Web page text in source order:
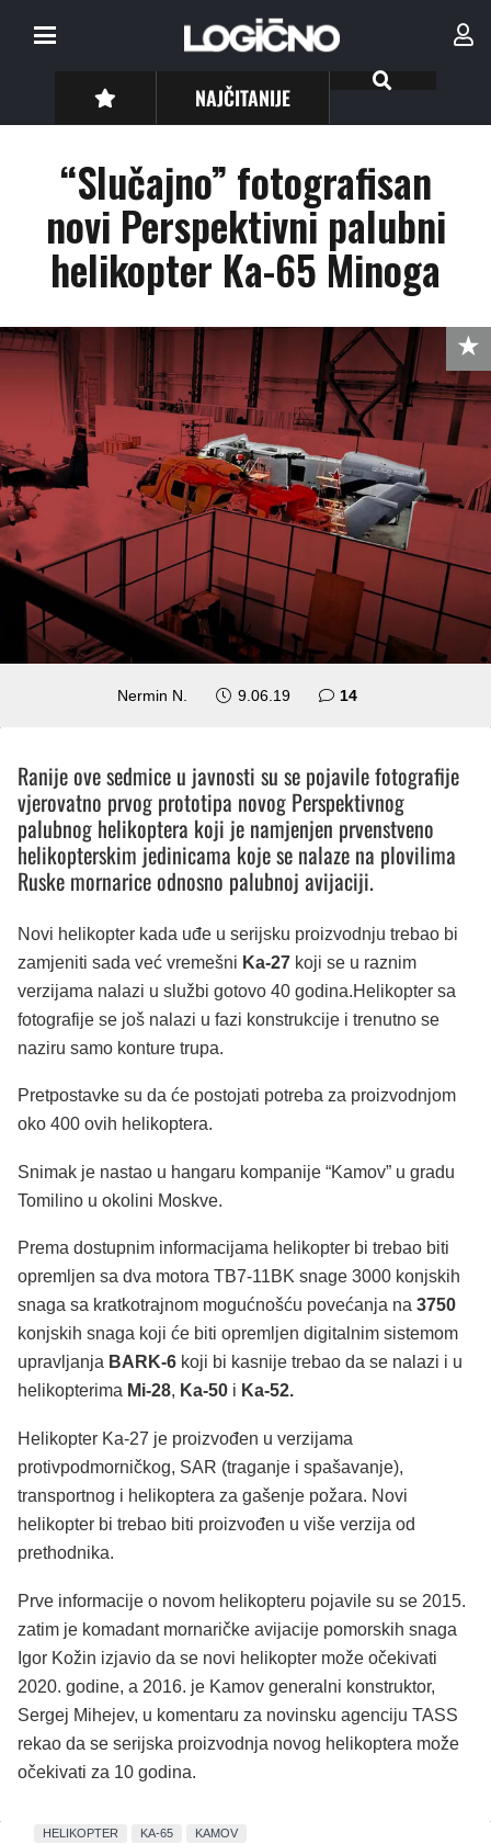
NAJČITANIJE
“Slučajno” fotografisan
novi Perspektivni palubni
helikopter Ka-65 Minoga
Nermin N. 9.06.19 14komentara
Ranije ove sedmice u javnosti su se pojavile fotografije
vjerovatno prvog prototipa novog Perspektivnog
palubnog helikoptera koji je namjenjen prvenstveno
helikopterskim jedinicama koje se nalaze na plovilima
Ruske mornarice odnosno palubnoj avijaciji.
Novi helikopter kada uđe u serijsku proizvodnju trebao bi
zamjeniti sada već vremešni Ka-27 koji se u raznim
verzijama nalazi u službi gotovo 40 godina.Helikopter sa
fotografije se još nalazi u fazi konstrukcije i trenutno se
naziru samo konture trupa.
Pretpostavke su da će postojati potreba za proizvodnjom
oko 400 ovih helikoptera.
Snimak je nastao u hangaru kompanije “Kamov” u gradu
Tomilino u okolini Moskve.
Prema dostupnim informacijama helikopter bi trebao biti
opremljen sa dva motora TB7-11BK snage 3000 konjskih
snaga sa kratkotrajnom mogućnošću povećanja na 3750
konjskih snaga koji će biti opremljen digitalnim sistemom
upravljanja BARK-6 koji bi kasnije trebao da se nalazi i u
helikopterima Mi-28, Ka-50 i Ka-52.
Helikopter Ka-27 je proizvođen u verzijama
protivpodmorničkog, SAR (traganje i spašavanje),
transportnog i helikoptera za gašenje požara. Novi
helikopter bi trebao biti proizvođen u više verzija od
prethodnika.
Prve informacije o novom helikopteru pojavile su se 2015.
zatim je komadant mornaričke avijacije pomorskih snaga
Igor Kožin izjavio da se novi helikopter može očekivati
2020. godine, a 2016. je Kamov generalni konstruktor,
Sergej Mihejev, u komentaru za novinsku agenciju TASS
rekao da se serijska proizvodnja novog helikoptera može
očekivati za 10 godina.
HELIKOPTER KA-65 KAMOV